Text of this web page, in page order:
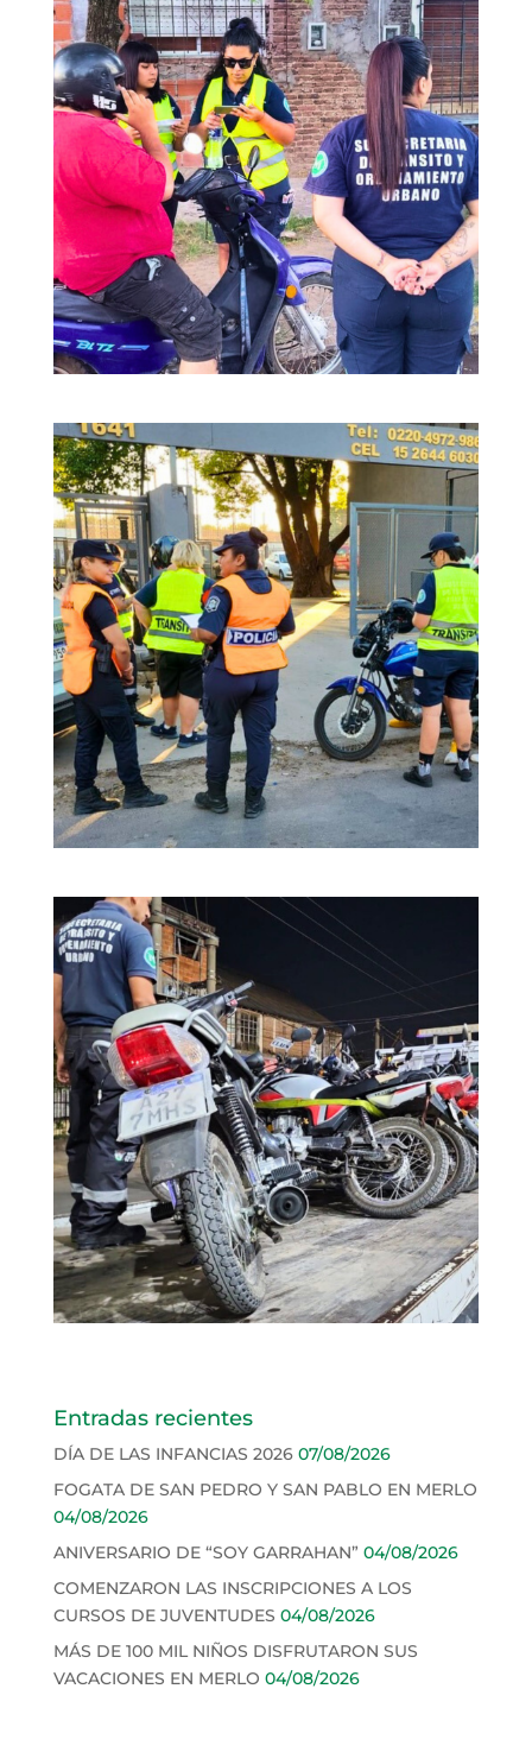
Entradas recientes
DÍA DE LAS INFANCIAS 2026 07/08/2026
FOGATA DE SAN PEDRO Y SAN PABLO EN MERLO
04/08/2026
ANIVERSARIO DE “SOY GARRAHAN” 04/08/2026
COMENZARON LAS INSCRIPCIONES A LOS
CURSOS DE JUVENTUDES 04/08/2026
MÁS DE 100 MIL NIÑOS DISFRUTARON SUS
VACACIONES EN MERLO 04/08/2026